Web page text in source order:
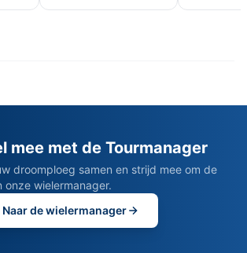
mee met de Tourmanager
droomploeg samen en strijd mee om de
onze wielermanager.
Naar de wielermanager